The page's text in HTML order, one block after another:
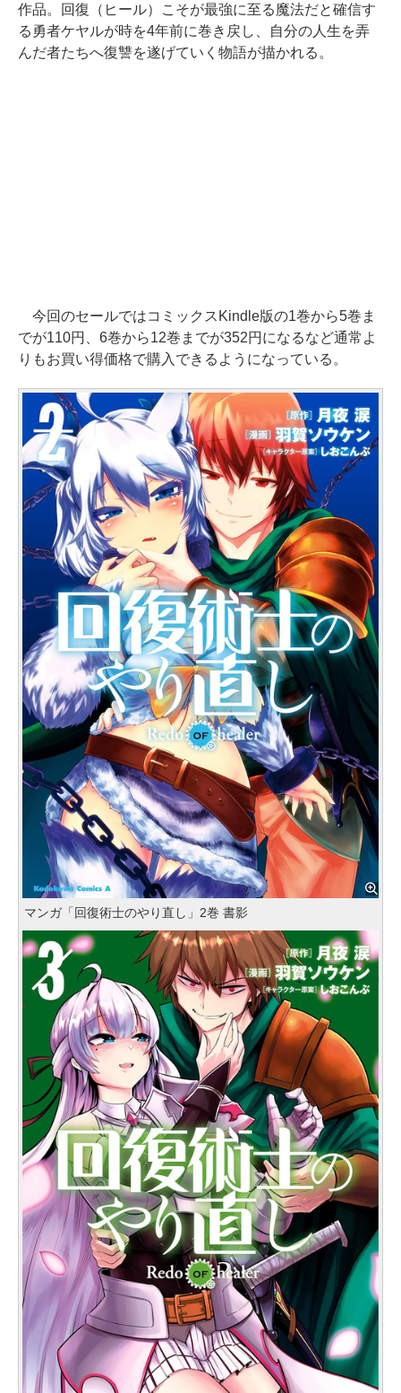
作品。回復（ヒール）こそが最強に至る魔法だと確信す
る勇者ケヤルが時を4年前に巻き戻し、自分の人生を弄
んだ者たちへ復讐を遂げていく物語が描かれる。
今回のセールではコミックスKindle版の1巻から5巻ま
でが110円、6巻から12巻までが352円になるなど通常よ
りもお買い得価格で購入できるようになっている。
マンガ「回復術士のやり直し」2巻 書影